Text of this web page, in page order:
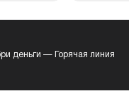
деньги — Горячая линия